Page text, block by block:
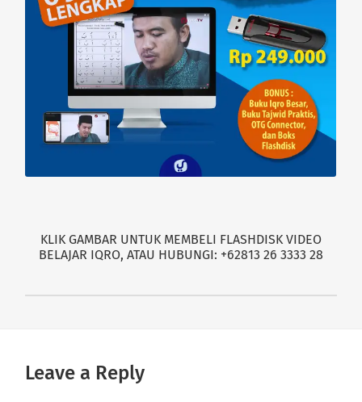
KLIK GAMBAR UNTUK MEMBELI FLASHDISK VIDEO
BELAJAR IQRO, ATAU HUBUNGI: +62813 26 3333 28
Leave a Reply